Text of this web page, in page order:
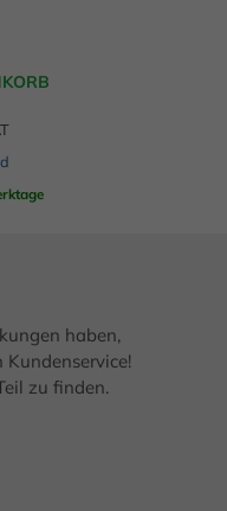
haben,
Kundenservice!
zu finden.
keiner manuellen
Datenschutzerklärung